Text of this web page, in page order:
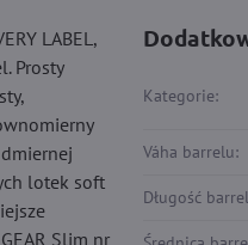
LABEL,
Prosty
lotek soft
Slim nr
Kategorie:
Váha barrelu:
Długość